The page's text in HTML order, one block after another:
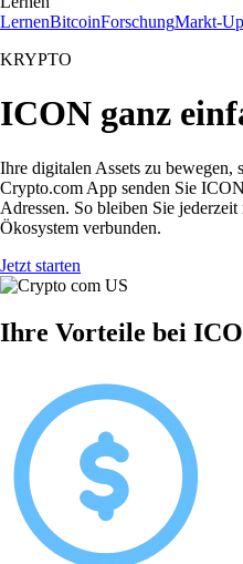
LernenBitcoinForschungMarkt-
KRYPTO
ICON ganz
Ihre digitalen Assets zu bewegen,
Crypto.com App senden Sie
Adressen. So bleiben Sie
Ökosystem verbunden.
Jetzt starten
Ihre Vorteile bei